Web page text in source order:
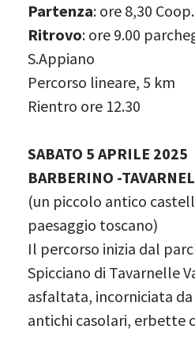
Partenza: ore 8,30
Ritrovo: ore 9.00
S.Appiano
Percorso lineare, 5 km
Rientro ore 12.30
SABATO 5 APRILE 2025
BARBERINO -
(un piccolo antico
paesaggio toscano)
Il percorso inizia dal
Spicciano di Tavarnelle
asfaltata, incorniciata
antichi casolari, erbette